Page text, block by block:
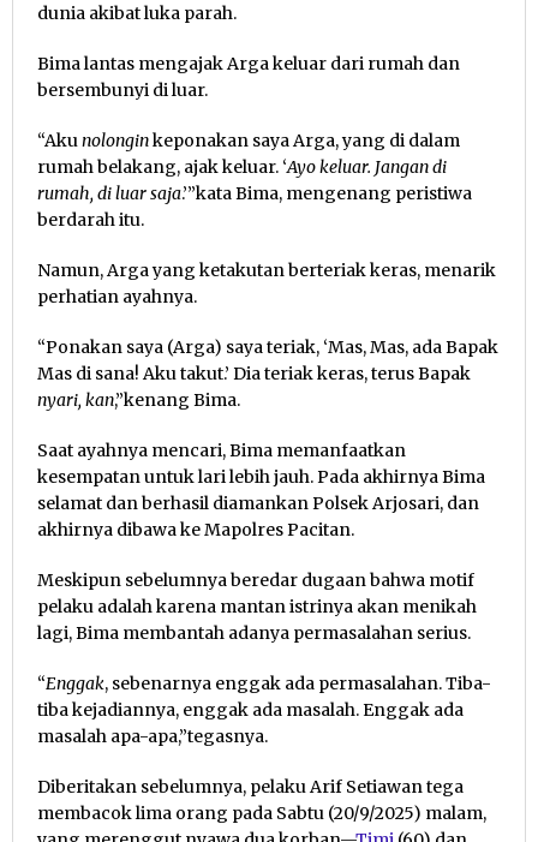
dunia akibat luka parah.
Bima lantas mengajak Arga keluar dari rumah dan
bersembunyi di luar.
“Akunolonginkeponakan saya Arga, yang di dalam
rumah belakang, ajak keluar. ‘Ayo keluar. Jangan di
rumah, di luar saja.’”kata Bima, mengenang peristiwa
berdarah itu.
Namun, Arga yang ketakutan berteriak keras, menarik
perhatian ayahnya.
“Ponakan saya (Arga) saya teriak, ‘Mas, Mas, ada Bapak
Mas di sana! Aku takut.’ Dia teriak keras, terus Bapak
nyari, kan,”kenang Bima.
Saat ayahnya mencari, Bima memanfaatkan
kesempatan untuk lari lebih jauh. Pada akhirnya Bima
selamat dan berhasil diamankan Polsek Arjosari, dan
akhirnya dibawa ke Mapolres Pacitan.
Meskipun sebelumnya beredar dugaan bahwa motif
pelaku adalah karena mantan istrinya akan menikah
lagi, Bima membantah adanya permasalahan serius.
“Enggak, sebenarnya enggak ada permasalahan. Tiba-
tiba kejadiannya, enggak ada masalah. Enggak ada
masalah apa-apa,”tegasnya.
Diberitakan sebelumnya, pelaku Arif Setiawan tega
membacok lima orang pada Sabtu (20/9/2025) malam,